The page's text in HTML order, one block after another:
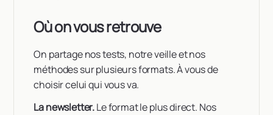
Où on vous retrouve
On partage nos tests, notre veille et nos
méthodes sur plusieurs formats. À vous de
choisir celui qui vous va.
La newsletter.Le format le plus direct. Nos